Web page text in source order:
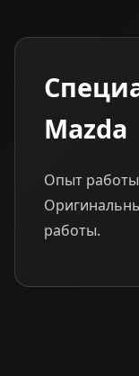
Mazda
Опыт
работы.